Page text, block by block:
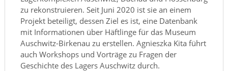
zu rekonstruieren. Seit Juni 2020 ist sie an einem
Projekt beteiligt, dessen Ziel es ist, eine Datenbank
mit Informationen über Häftlinge für das Museum
Auschwitz-Birkenau zu erstellen. Agnieszka Kita führt
auch Workshops und Vorträge zu Fragen der
Geschichte des Lagers Auschwitz durch.